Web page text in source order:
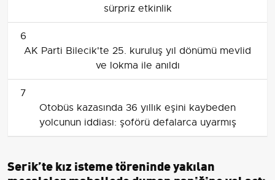
sürpriz etkinlik
6
AK Parti Bilecik'te 25. kuruluş yıl dönümü mevlid
ve lokma ile anıldı
7
Otobüs kazasında 36 yıllık eşini kaybeden
yolcunun iddiası: şoförü defalarca uyarmış
Serik’te kız isteme töreninde yakılan